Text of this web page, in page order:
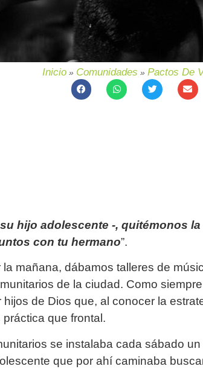
Inicio » Comunidades » Pactos De
hijo adolescente -, quitémonos la
con tu hermano”.
mañana, dábamos talleres de
de la ciudad. Como
de Dios que, al conocer la
que frontal.
se instalaba cada sábado un
que por ahí caminaba